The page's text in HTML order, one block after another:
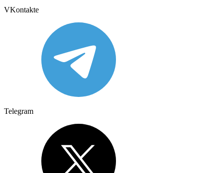
VKontakte
Telegram